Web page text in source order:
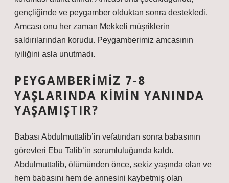
gençliğinde ve peygamber olduktan sonra destekledi.
Amcası onu her zaman Mekkeli müşriklerin
saldırılarından korudu. Peygamberimiz amcasının
iyiliğini asla unutmadı.
PEYGAMBERIMIZ 7-8
YAŞLARINDA KIMIN YANINDA
YAŞAMIŞTIR?
Babası Abdulmuttalib’in vefatından sonra babasının
görevleri Ebu Talib’in sorumluluğunda kaldı.
Abdulmuttalib, ölümünden önce, sekiz yaşında olan ve
hem babasını hem de annesini kaybetmiş olan